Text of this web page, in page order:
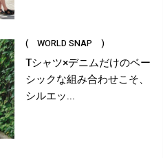
( WORLD SNAP )
Tシャツ×デニムだけのベー
シックな組み合わせこそ、
シルエッ...